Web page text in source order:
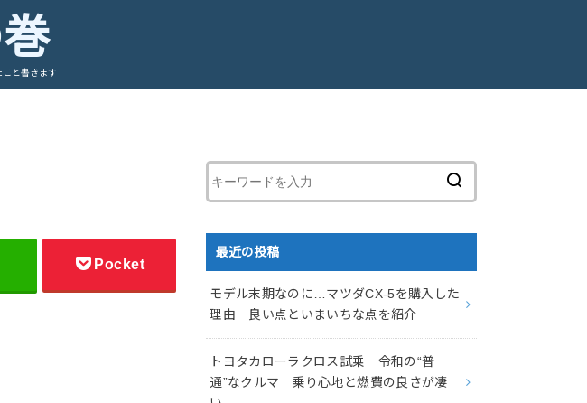
と書きます
Pocket
最近の投稿
モデル末期なのに…マツダCX-5を購入した
理由 良い点といまいちな点を紹介
トヨタカローラクロス試乗 令和の“普
通”なクルマ 乗り心地と燃費の良さが凄